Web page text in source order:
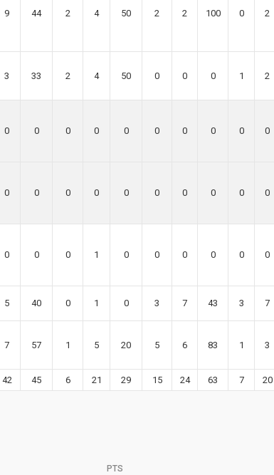
9 44 2 4 50 2 2 100 0 2
3 33 2 4 50 0 0 0 1 2
0 0 0 0 0 0 0 0 0 0
0 0 0 0 0 0 0 0 0 0
0 0 0 1 0 0 0 0 0 0
5 40 0 1 0 3 7 43 3 7
7 57 1 5 20 5 6 83 1 3
42 45 6 21 29 15 24 63 7 20
PTS